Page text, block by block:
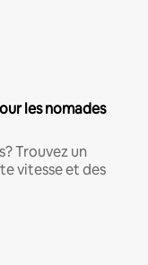
les nomades
Trouvez un
vitesse et des